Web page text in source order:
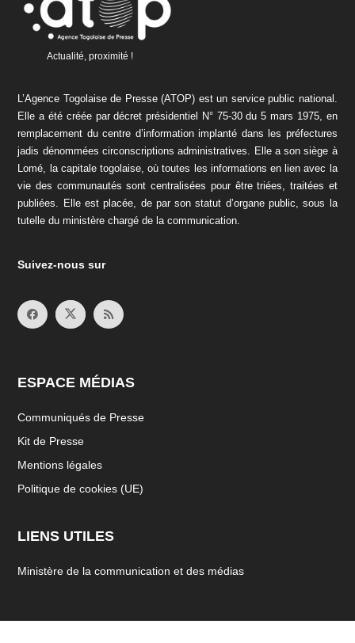
Actualité, proximité !
L’Agence Togolaise de Presse (ATOP) est un service public national.
Elle a été créée par décret présidentiel N° 75-30 du 5 mars 1975, en
remplacement du centre d’information implanté dans les préfectures
jadis dénommées circonscriptions administratives. Elle a son siège à
Lomé, la capitale togolaise, où toutes les informations en lien avec la
vie des communautés sont centralisées pour être triées, traitées et
publiées. Elle est placée, de par son statut d’organe public, sous la
tutelle du ministère chargé de la communication.
Suivez-nous sur
ESPACE MÉDIAS
Communiqués de Presse
Kit de Presse
Mentions légales
Politique de cookies (UE)
LIENS UTILES
Ministère de la communication et des médias